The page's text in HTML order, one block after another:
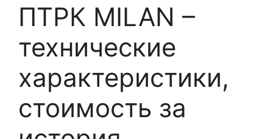
ПТРК MILAN –
технические
характеристики,
стоимость за